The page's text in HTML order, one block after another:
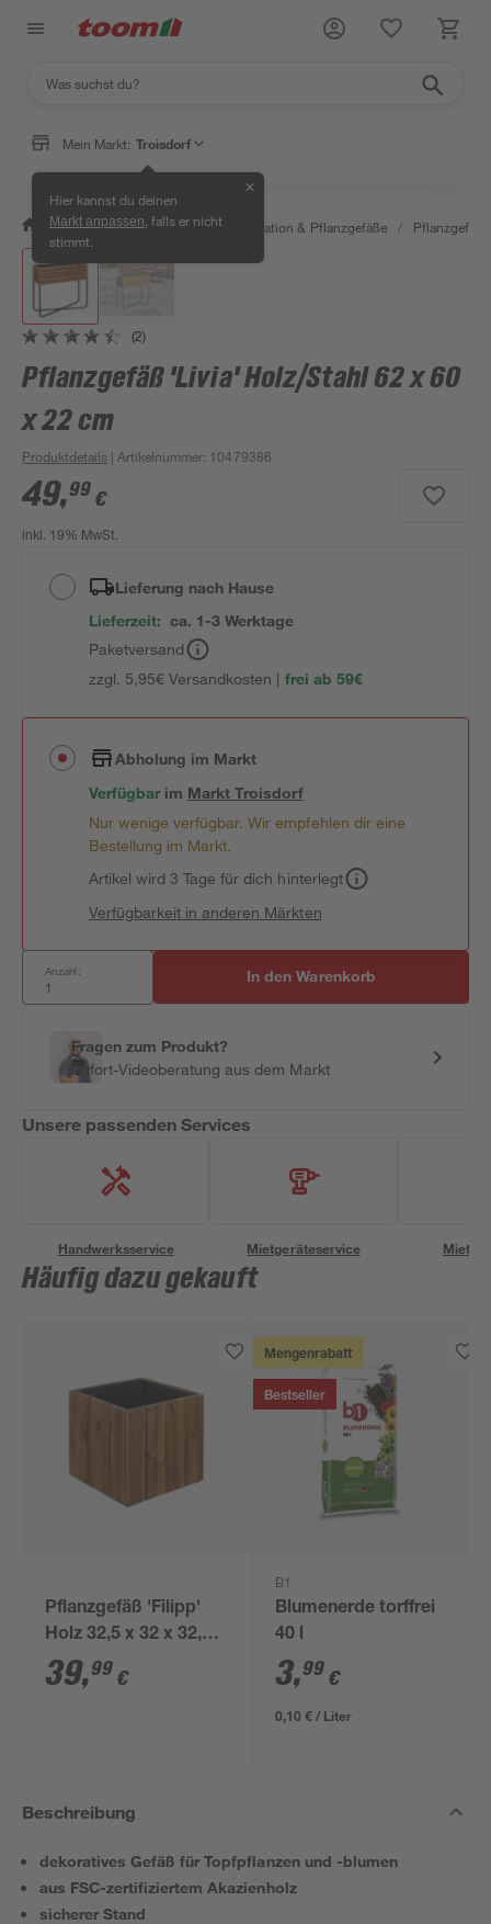
Mein Markt: Troisdorf
Hier kannst du deinen
Markt anpassen , falls er nicht
stimmt.
✕
/ Garten & Freizeit / Gartendekoration & Pflanzgefäße /
(2)
Pflanzgefäß 'Livia' Holz/Stahl 62 x 60
x 22 cm
Produktdetails | Artikelnummer: 10479386
49,99 €
inkl. 19% MwSt.
Lieferung nach Hause
Lieferzeit: ca. 1-3 Werktage
Paketversand
zzgl. 5,95€ Versandkosten | frei ab 59€
Abholung im Markt
Verfügbar im MarktTroisdorf
Nur wenige verfügbar. Wir empfehlen dir eine
Bestellung im Markt.
Artikel wird 3 Tage für dich hinterlegt
Verfügbarkeit in anderen Märkten
Anzahl: In den Warenkorb
Fragen zum Produkt?
Sofort-Videoberatung aus dem Markt
Unsere passenden Services
Handwerksservice Mietgeräteservice
Häufig dazu gekauft
Pflanzgefäß 'Filipp'
Holz 32,5 x 32 x 32,5
cm
39,99 €
Mengenrabatt
Bestseller
B1
Blumenerde torffrei
40 l
3,99 €
0,10 € / Liter
Beschreibung
dekoratives Gefäß für Topfpflanzen und -blumen
aus FSC-zertifiziertem Akazienholz
sicherer Stand